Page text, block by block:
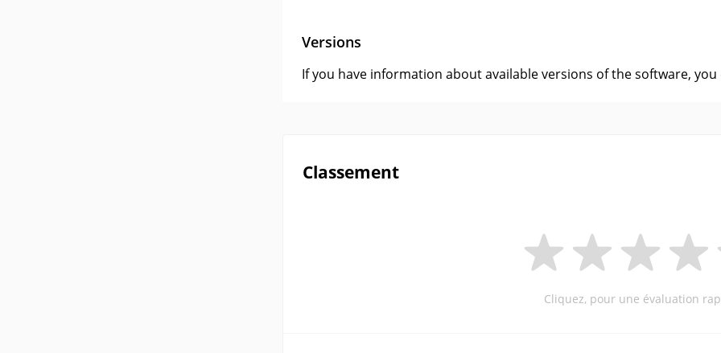
Versions
If you have information about available versions of the software,
Classement
Cliquez, pour une évaluation